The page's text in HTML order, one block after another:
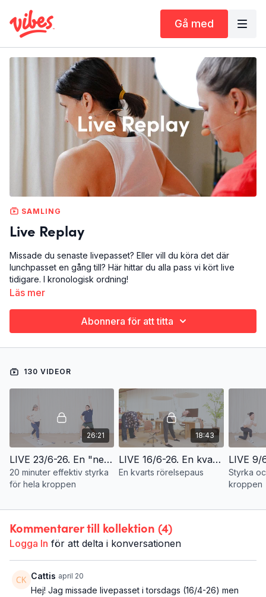
Gå med
SAMLING
Live Replay
Missade du senaste livepasset? Eller vill du köra det där
lunchpasset en gång till? Här hittar du alla pass vi kört live
tidigare. I kronologisk ordning!
Läs mer
Abonnera för att titta
130 VIDEOR
26:21
LIVE 23/6-26. En "never ending story"
20 minuter effektiv styrka
för hela kroppen
18:43
LIVE 16/6-26. En kvarts rörelsepaus
En kvarts rörelsepaus
Styrka
kroppen
Kommentarer till kollektion (4)
Logga In för att delta i konversationen
Cattis april 20
Hej! Jag missade livepasset i torsdags (16/4-26) men